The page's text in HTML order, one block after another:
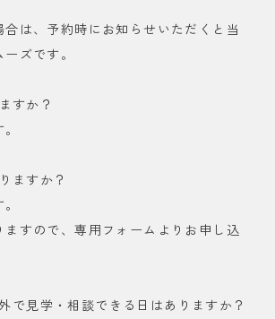
合は、予約時にお知らせいただくと当
ズです。
すか？
ますか？
ますので、専用フォームよりお申し込
で見学・相談できる日はありますか？